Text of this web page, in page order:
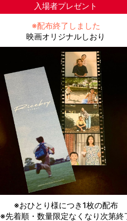
入場者プレゼント
※配布終了しました
映画オリジナルしおり
※おひとり様につき1枚の配布
※先着順・数量限定なくなり次第終